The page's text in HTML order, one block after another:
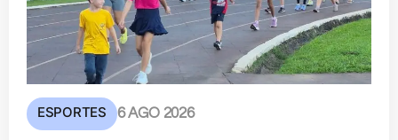
ESPORTES 6 AGO 2026